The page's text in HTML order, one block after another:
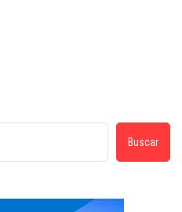
Buscar